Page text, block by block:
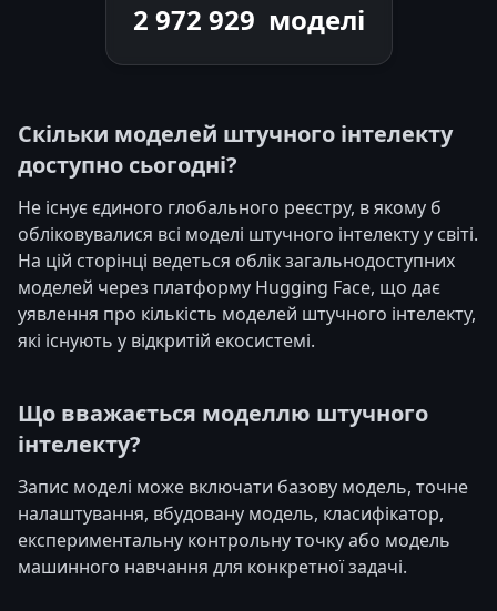
2 972 929 моделі
Скільки моделей штучного інтелекту
доступно сьогодні?
Не існує єдиного глобального реєстру, в якому б
обліковувалися всі моделі штучного інтелекту у світі.
На цій сторінці ведеться облік загальнодоступних
моделей через платформу Hugging Face, що дає
уявлення про кількість моделей штучного інтелекту,
які існують у відкритій екосистемі.
Що вважається моделлю штучного
інтелекту?
Запис моделі може включати базову модель, точне
налаштування, вбудовану модель, класифікатор,
експериментальну контрольну точку або модель
машинного навчання для конкретної задачі.